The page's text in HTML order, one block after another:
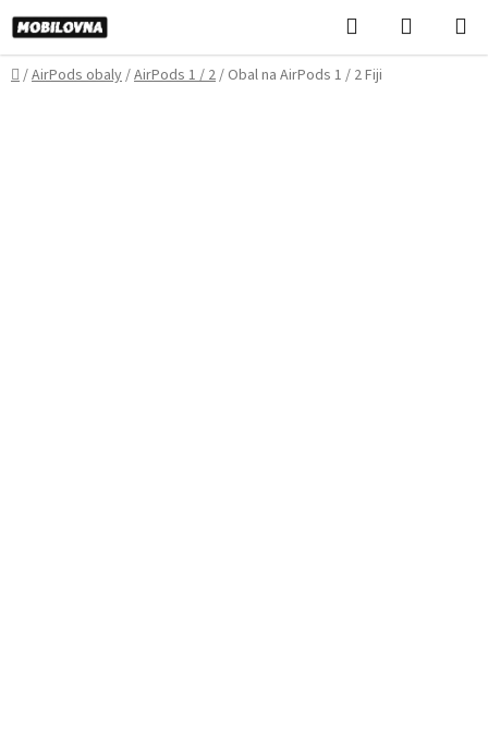
Prejsť
na
obsah
Hľadať
KOŠÍK
Domov
/AirPods obaly/AirPods 1 / 2/ Obal na AirPods 1 / 2 Fiji